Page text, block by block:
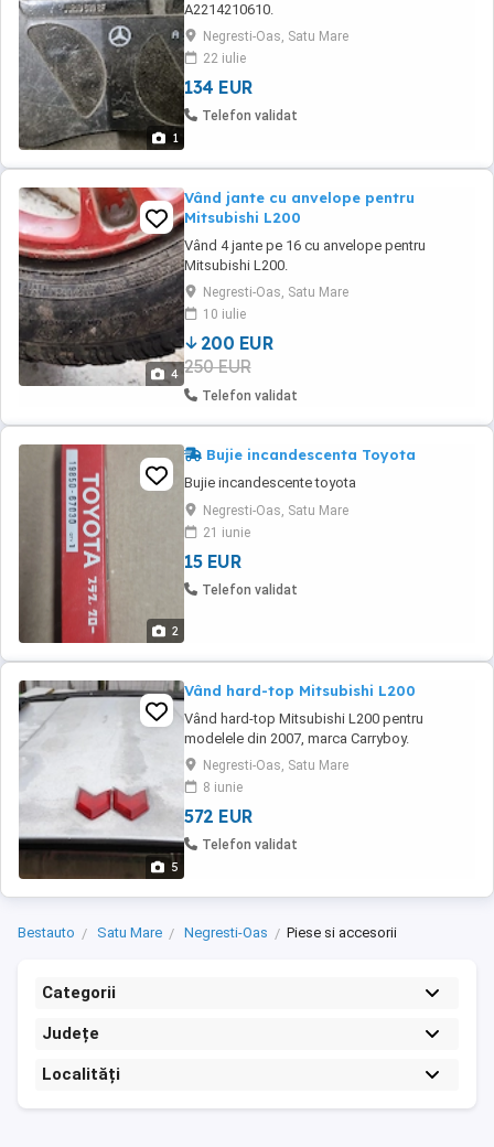
1
A2214210610.
Negresti-Oas, Satu Mare
22 iulie
134 EUR
Telefon validat
4
Vând jante cu anvelope pentru
Mitsubishi L200
Vând 4 jante pe 16 cu anvelope pentru
Mitsubishi L200.
Negresti-Oas, Satu Mare
10 iulie
200 EUR
250 EUR
Telefon validat
2
Bujie incandescenta Toyota
Bujie incandescente toyota
Negresti-Oas, Satu Mare
21 iunie
15 EUR
Telefon validat
5
Vând hard-top Mitsubishi L200
Vând hard-top Mitsubishi L200 pentru
modelele din 2007, marca Carryboy.
Negresti-Oas, Satu Mare
8 iunie
572 EUR
Telefon validat
Bestauto Satu Mare Negresti-Oas Piese si accesorii
Categorii
Județe
Localități